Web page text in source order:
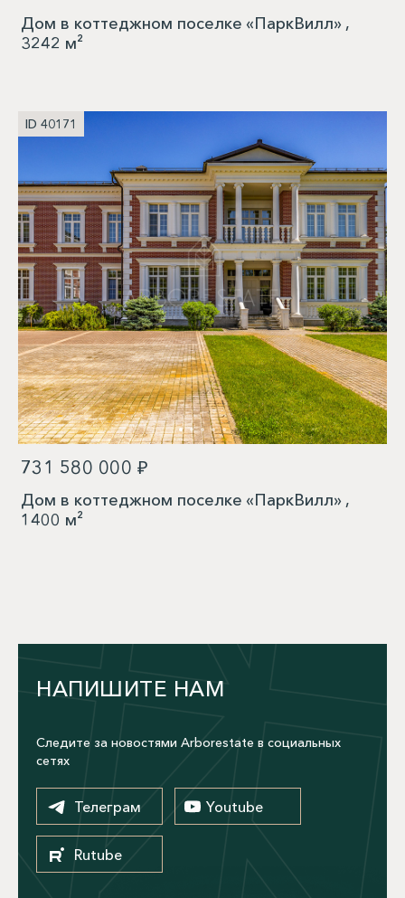
Дом в коттеджном поселке «ПаркВилл» ,
3242 м²
ID 40171
731 580 000 ₽
Дом в коттеджном поселке «ПаркВилл» ,
1400 м²
НАПИШИТЕ НАМ
Следите за новостями Arborestate в социальных
сетях
Телеграм Youtube
Rutube